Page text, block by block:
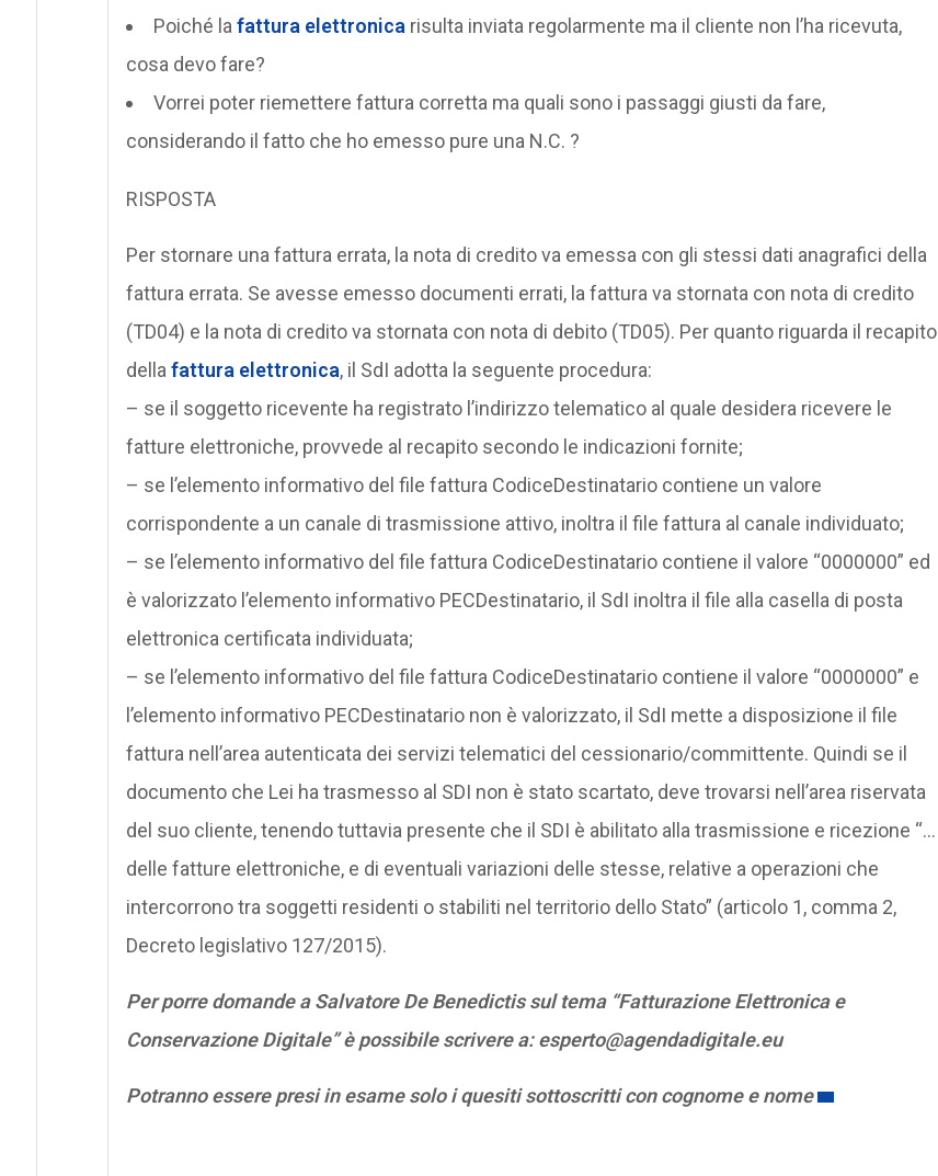
Poiché la fattura elettronica risulta inviata regolarmente ma il cliente non l’ha ricevuta,
cosa devo fare?
Vorrei poter riemettere fattura corretta ma quali sono i passaggi giusti da fare,
considerando il fatto che ho emesso pure una N.C. ?
RISPOSTA
Per stornare una fattura errata, la nota di credito va emessa con gli stessi dati anagrafici della
fattura errata. Se avesse emesso documenti errati, la fattura va stornata con nota di credito
(TD04) e la nota di credito va stornata con nota di debito (TD05). Per quanto riguarda il recapito
della fattura elettronica, il SdI adotta la seguente procedura:
– se il soggetto ricevente ha registrato l’indirizzo telematico al quale desidera ricevere le
fatture elettroniche, provvede al recapito secondo le indicazioni fornite;
– se l’elemento informativo del file fattura CodiceDestinatario contiene un valore
corrispondente a un canale di trasmissione attivo, inoltra il file fattura al canale individuato;
– se l’elemento informativo del file fattura CodiceDestinatario contiene il valore “0000000” ed
è valorizzato l’elemento informativo PECDestinatario, il SdI inoltra il file alla casella di posta
elettronica certificata individuata;
– se l’elemento informativo del file fattura CodiceDestinatario contiene il valore “0000000” e
l’elemento informativo PECDestinatario non è valorizzato, il SdI mette a disposizione il file
fattura nell’area autenticata dei servizi telematici del cessionario/committente. Quindi se il
documento che Lei ha trasmesso al SDI non è stato scartato, deve trovarsi nell’area riservata
del suo cliente, tenendo tuttavia presente che il SDI è abilitato alla trasmissione e ricezione “…
delle fatture elettroniche, e di eventuali variazioni delle stesse, relative a operazioni che
intercorrono tra soggetti residenti o stabiliti nel territorio dello Stato” (articolo 1, comma 2,
Decreto legislativo 127/2015).
Per porre domande a Salvatore De Benedictis sul tema “Fatturazione Elettronica e
Conservazione Digitale” è possibile scrivere a: esperto@agendadigitale.eu
Potranno essere presi in esame solo i quesiti sottoscritti con cognome e nome